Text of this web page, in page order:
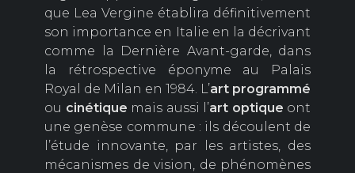
que Lea Vergine établira définitivement
son importance en Italie en la décrivant
comme la Dernière Avant-garde, dans
la rétrospective éponyme au Palais
Royal de Milan en 1984. L’art programmé
ou cinétique mais aussi l’art optique ont
une genèse commune : ils découlent de
l’étude innovante, par les artistes, des
mécanismes de vision, de phénomènes